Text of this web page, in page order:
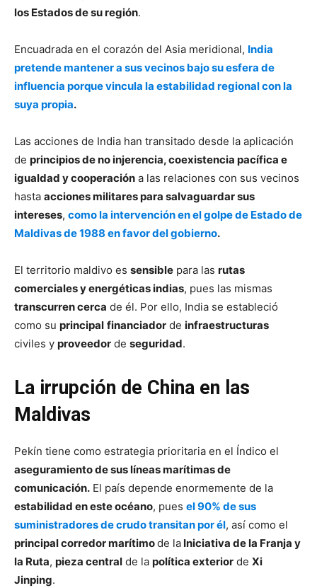
los Estados de su región.
Encuadrada en el corazón del Asia meridional, India
pretende mantener a sus vecinos bajo su esfera de
influencia porque vincula la estabilidad regional con la
suya propia.
Las acciones de India han transitado desde la aplicación
de principios de no injerencia, coexistencia pacífica e
igualdad y cooperación a las relaciones con sus vecinos
hasta acciones militares para salvaguardar sus
intereses, como la intervención en el golpe de Estado de
Maldivas de 1988 en favor del gobierno.
El territorio maldivo es sensible para las rutas
comerciales y energéticas indias, pues las mismas
transcurren cerca de él. Por ello, India se estableció
como su principal financiador de infraestructuras
civiles y proveedor de seguridad.
La irrupción de China en las
Maldivas
Pekín tiene como estrategia prioritaria en el Índico el
aseguramiento de sus líneas marítimas de
comunicación. El país depende enormemente de la
estabilidad en este océano, pues el 90% de sus
suministradores de crudo transitan por él, así como el
principal corredor marítimode la Iniciativa de la Franja y
la Ruta, pieza central de la política exterior de Xi
Jinping.